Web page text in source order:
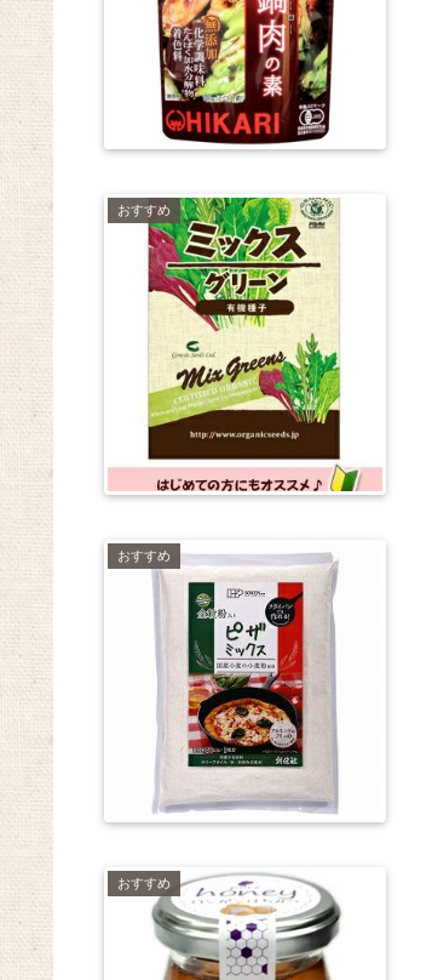
おすすめ
おすすめ
おすすめ